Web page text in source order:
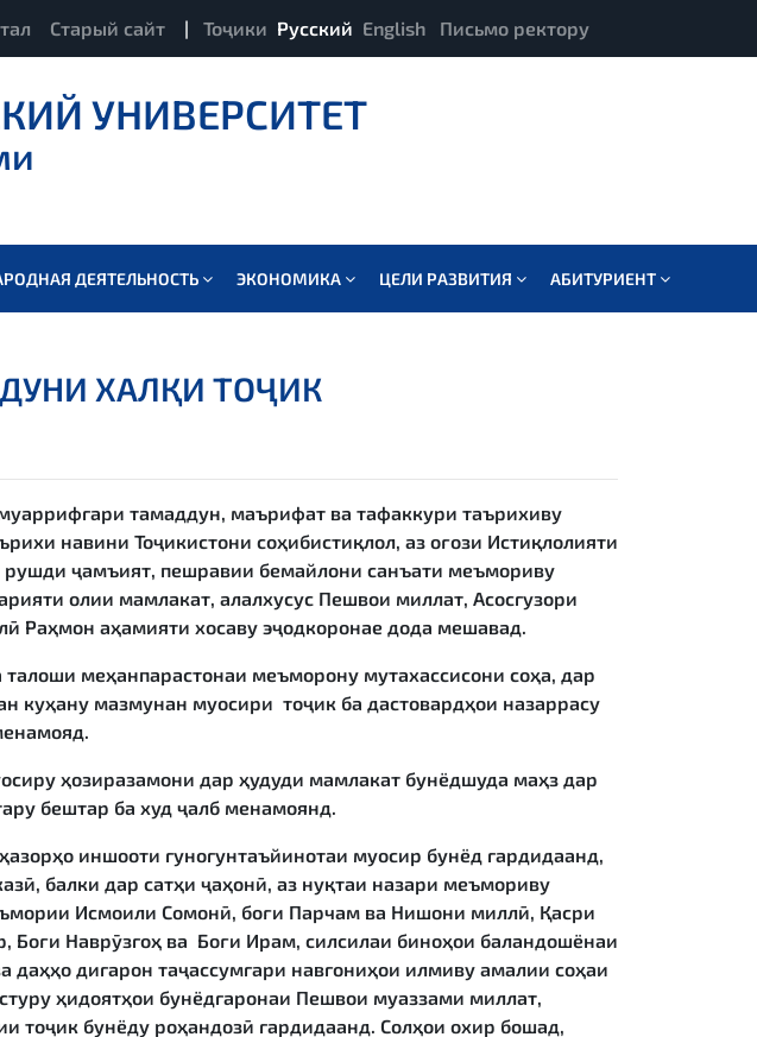
Старый сайт | Тоҷики Русский English Письмо ректору
УНИВЕРСИТЕТ
ДЕЯТЕЛЬНОСТЬ ЭКОНОМИКА ЦЕЛИ РАЗВИТИЯ АБИТУРИЕНТ
ХАЛҚИ ТОҶИК
тамаддун, маърифат ва тафаккури таърихиву
навини Тоҷикистони соҳибистиқлол, аз оғози Истиқлолияти
ҷамъият, пешравии бемайлони санъати меъмориву
олии мамлакат, алалхусус Пешвои миллат, Асосгузори
Раҳмон аҳамияти хосаву эҷодкоронае дода мешавад.
меҳанпарастонаи меъморону мутахассисони соҳа, дар
куҳану мазмунан муосири тоҷик ба дастовардҳои назаррасу
ҳозиразамони дар ҳудуди мамлакат бунёдшуда маҳз дар
бештар ба худ ҷалб менамоянд.
иншооти гуногунтаъйинотаи муосир бунёд гардидаанд,
балки дар сатҳи ҷаҳонӣ, аз нуқтаи назари меъмориву
Исмоили Сомонӣ, боғи Парчам ва Нишони миллӣ, Қасри
Наврӯзгоҳ ва Боғи Ирам, силсилаи биноҳои баландошёнаи
дигарон таҷассумгари навгониҳои илмиву амалии соҳаи
ҳидоятҳои бунёдгаронаи Пешвои муаззами миллат,
бунёду роҳандозӣ гардидаанд. Солҳои охир бошад,